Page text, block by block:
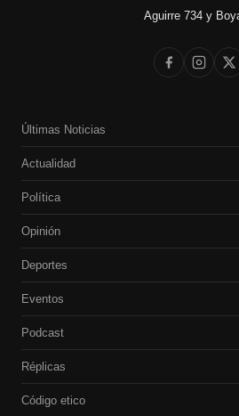
Aguirre 734 y
Últimas Noticias
Actualidad
Política
Opinión
Deportes
Eventos
Podcast
Réplicas
Código etico